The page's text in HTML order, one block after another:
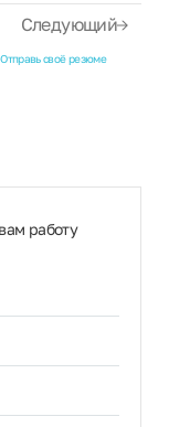
Следующий
Отправь своё резюме
работу